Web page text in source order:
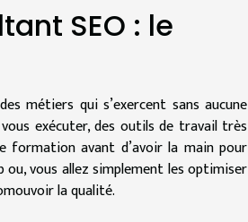
SEO : le
métiers qui s’exercent sans aucune
exécuter, des outils de travail très
formation avant d’avoir la main pour
vous allez simplement les optimiser
la qualité.